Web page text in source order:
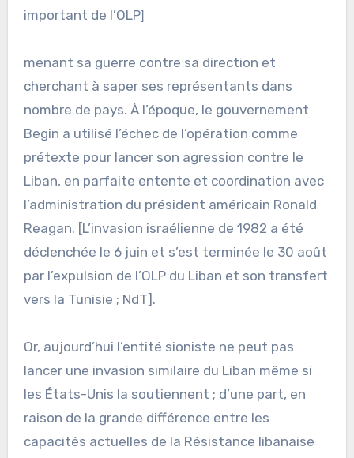
important de l’OLP]
menant sa guerre contre sa direction et
cherchant à saper ses représentants dans
nombre de pays. À l’époque, le gouvernement
Begin a utilisé l’échec de l’opération comme
prétexte pour lancer son agression contre le
Liban, en parfaite entente et coordination avec
l’administration du président américain Ronald
Reagan. [L’invasion israélienne de 1982 a été
déclenchée le 6 juin et s’est terminée le 30 août
par l’expulsion de l’OLP du Liban et son transfert
vers la Tunisie ; NdT].
Or, aujourd’hui l’entité sioniste ne peut pas
lancer une invasion similaire du Liban même si
les États-Unis la soutiennent ; d’une part, en
raison de la grande différence entre les
capacités actuelles de la Résistance libanaise